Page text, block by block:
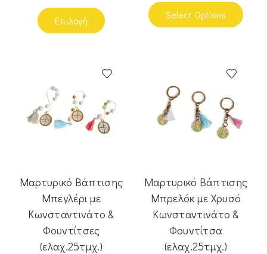
Επιλογή Select Options
Μαρτυρικό Βάπτισης
Μπεγλέρι με
Κωνσταντινάτο &
Φουντίτσες
(ελαχ.25τμχ.)
Μαρτυρικό Βάπτισης
Μπρελόκ με Χρυσό
Κωνσταντινάτο &
Φουντίτσα
(ελαχ.25τμχ.)